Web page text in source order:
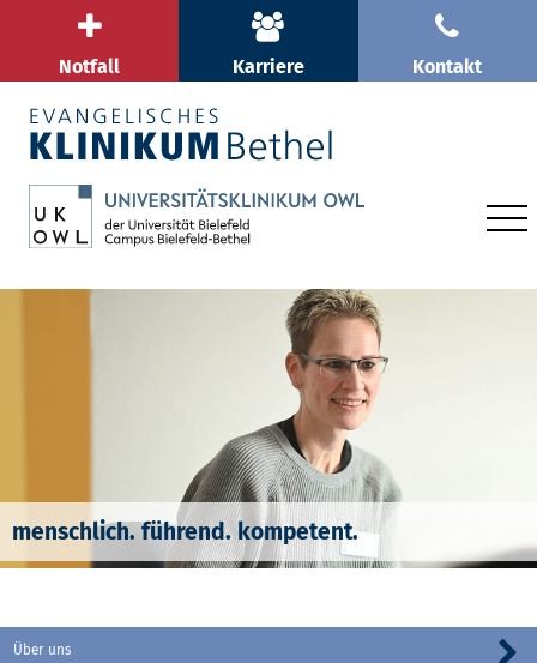
Notfall Karriere Kontakt
menschlich. führend. kompetent.
Über uns